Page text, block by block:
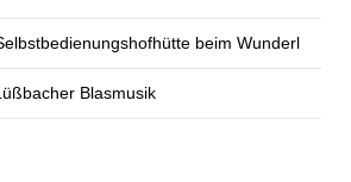
beim Wunderl
Blasmusik